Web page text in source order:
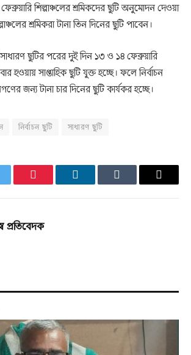
শিল্পাঞ্চলের শ্রমিকদের ছুটি অনুমোদন দেওয়া
শ্রমিকরা টানা তিন দিনের ছুটি পাবেন।
ছুটির পরের দুই দিন ১৩ ও ১৪ ফেব্রুয়ারি
হওয়ায় সাপ্তাহিক ছুটি যুক্ত হচ্ছে। ফলে নির্বাচন
জন্য টানা চার দিনের ছুটি কার্যকর হচ্ছে।
নির্বাচন ছুটি সাধারণ ছুটি
PinterestLinkedInTumblr Email
প্রতিবেদক